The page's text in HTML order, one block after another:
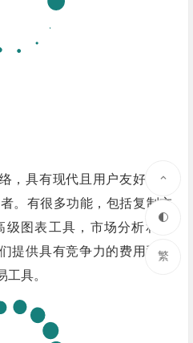
，具有现代且用户友好的平
。有很多功能，包括复制交
图表工具，市场分析和见
提供具有竞争力的费用和各
工具。
繁